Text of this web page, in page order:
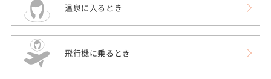
温泉に入るとき
飛行機に乗るとき